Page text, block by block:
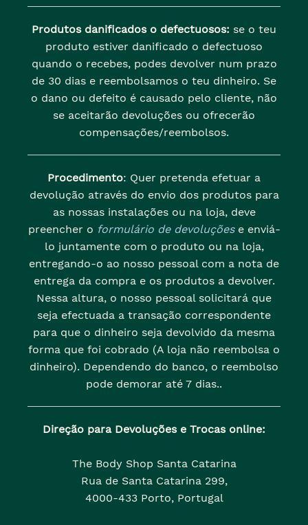
Produtos danificados o defectuosos: se o teu
produto estiver danificado o defectuoso
quando o recebes, podes devolver num prazo
de 30 dias e reembolsamos o teu dinheiro. Se
o dano ou defeito é causado pelo cliente, não
se aceitarão devoluções ou ofrecerão
compensações/reembolsos.
Procedimento: Quer pretenda efetuar a
devolução através do envio dos produtos para
as nossas instalações ou na loja, deve
preencher o formulário de devoluçõese enviá-
lo juntamente com o produto ou na loja,
entregando-o ao nosso pessoal com a nota de
entrega da compra e os produtos a devolver.
Nessa altura, o nosso pessoal solicitará que
seja efectuada a transação correspondente
para que o dinheiro seja devolvido da mesma
forma que foi cobrado (A loja não reembolsa o
dinheiro). Dependendo do banco, o reembolso
pode demorar até 7 dias..
Direção para Devoluções e Trocas online:
The Body Shop Santa Catarina
Rua de Santa Catarina 299,
4000-433 Porto, Portugal